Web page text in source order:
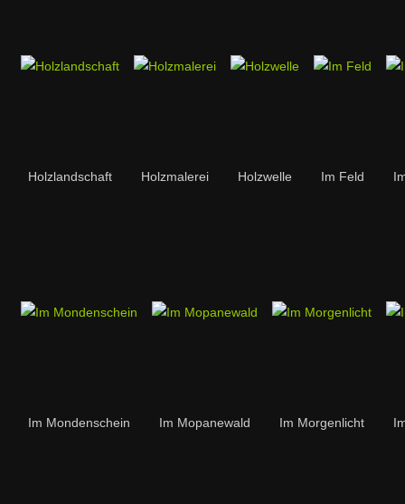
Holzlandschaft Holzmalerei Holzwelle Im Feld
Im Mondenschein Im Mopanewald Im Morgenlicht